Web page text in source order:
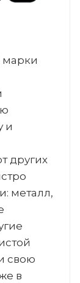
марки
и
других
металл,
свою
в